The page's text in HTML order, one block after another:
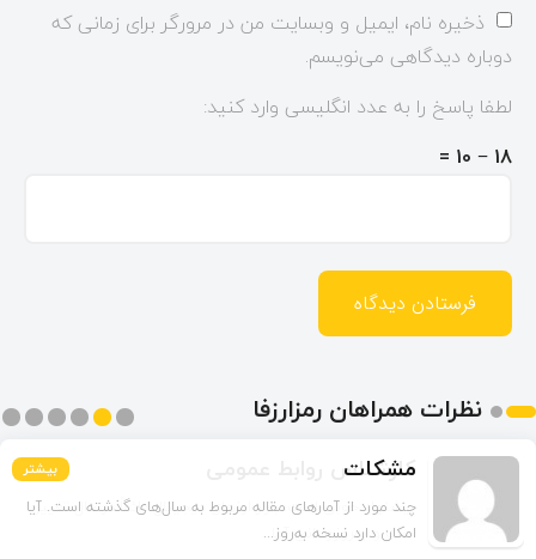
ذخیره نام، ایمیل و وبسایت من در مرورگر برای زمانی که
دوباره دیدگاهی می‌نویسم.
لطفا پاسخ را به عدد انگلیسی وارد کنید:
18 − 10 =
نظرات همراهان رمزارزفا
بیشتر مشکات بیشتر
چند مورد از آمارهای مقاله مربوط به سال‌های گذشته است. آیا
امکان دارد نسخه به‌روز...
بیشتر
بیشتر
بیشتر
بیشتر